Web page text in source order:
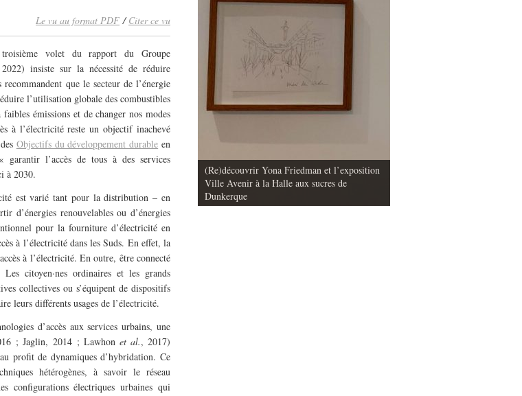
Le vu au format PDF /Citer ce vu
volet du rapport du Groupe
insiste sur la nécessité de réduire
que le secteur de l’énergie
l’utilisation globale des combustibles
émissions et de changer nos modes
à l’électricité reste un objectif inachevé
Objectifs du développement durable en
garantir l’accès de tous à des services
à 2030.
est varié tant pour la distribution – en
d’énergies renouvelables ou d’énergies
pour la fourniture d’électricité en
à l’électricité dans les Suds. En effet, la
à l’électricité. En outre, être connecté
citoyen·nes ordinaires et les grands
collectives ou s’équipent de dispositifs
leurs différents usages de l’électricité.
d’accès aux services urbains, une
; Jaglin, 2014 ; Lawhon et al., 2017)
profit de dynamiques d’hybridation. Ce
hétérogènes, à savoir le réseau
conﬁgurations électriques urbaines qui
Vu / Les pavillons Prouvé de Tourcoing,
années 1950
(Re)découvrir Yona Friedman et l’exposition
Ville Avenir à la Halle aux sucres de
Dunkerque